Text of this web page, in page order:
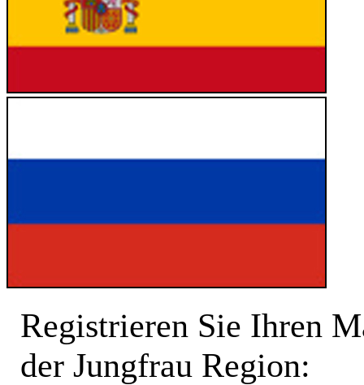
Registrieren Sie Ihren
der Jungfrau Region: